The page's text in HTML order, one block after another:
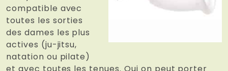
compatible avec
toutes les sorties
des dames les plus
actives (ju-jitsu,
natation ou pilate)
et avec toutes les tenues. Oui on peut porter